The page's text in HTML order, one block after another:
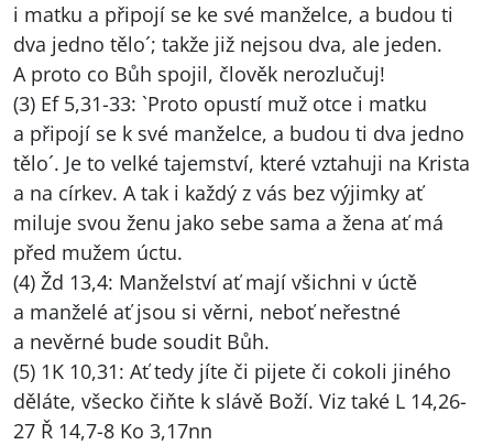
i matku a připojí se ke své manželce, a budou ti
dva jedno tělo´; takže již nejsou dva, ale jeden.
A proto co Bůh spojil, člověk nerozlučuj!
(3) Ef 5,31-33: `Proto opustí muž otce i matku
a připojí se k své manželce, a budou ti dva jedno
tělo´. Je to velké tajemství, které vztahuji na Krista
a na církev. A tak i každý z vás bez výjimky ať
miluje svou ženu jako sebe sama a žena ať má
před mužem úctu.
(4) Žd 13,4: Manželství ať mají všichni v úctě
a manželé ať jsou si věrni, neboť neřestné
a nevěrné bude soudit Bůh.
(5) 1K 10,31: Ať tedy jíte či pijete či cokoli jiného
děláte, všecko čiňte k slávě Boží. Viz také L 14,26-
27 Ř 14,7-8 Ko 3,17nn